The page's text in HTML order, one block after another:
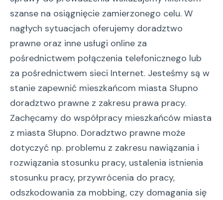
szanse na osiągnięcie zamierzonego celu. W
nagłych sytuacjach oferujemy doradztwo
prawne oraz inne usługi online za
pośrednictwem połączenia telefonicznego lub
za pośrednictwem sieci Internet. Jesteśmy są w
stanie zapewnić mieszkańcom miasta Słupno
doradztwo prawne z zakresu prawa pracy.
Zachęcamy do współpracy mieszkańców miasta
z miasta Słupno. Doradztwo prawne może
dotyczyć np. problemu z zakresu nawiązania i
rozwiązania stosunku pracy, ustalenia istnienia
stosunku pracy, przywrócenia do pracy,
odszkodowania za mobbing, czy domagania się